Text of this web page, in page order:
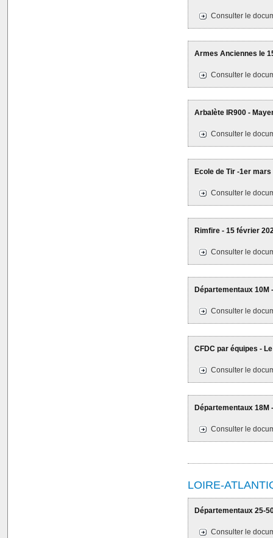
Consulter le
Armes Anciennes le
Consulter le
Arbalète IR900 -
Consulter le
Ecole de Tir -1er
Consulter le
Rimfire - 15 février
Consulter le
Départementaux 10M
Consulter le
CFDC par équipes -
Consulter le
Départementaux 18M
Consulter le
LOIRE-
Départementaux 25-
Consulter le